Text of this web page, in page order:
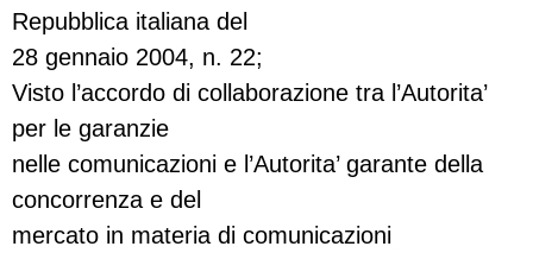
Repubblica italiana del
28 gennaio 2004, n. 22;
Visto l’accordo di collaborazione tra l’Autorita’
per le garanzie
nelle comunicazioni e l’Autorita’ garante della
concorrenza e del
mercato in materia di comunicazioni